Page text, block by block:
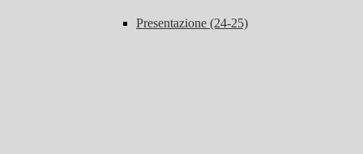
Presentazione (24-25)